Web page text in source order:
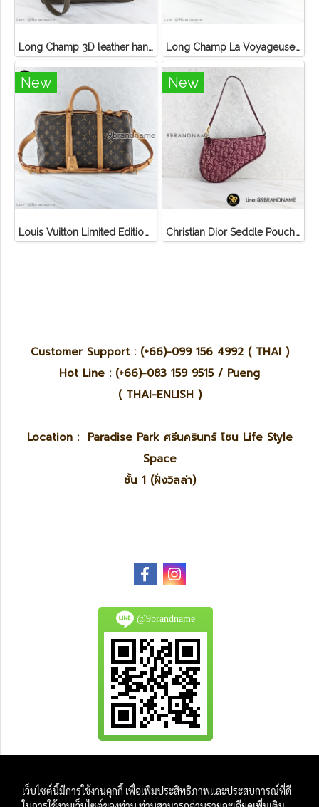
Long Champ 3D leather handbag Long Champ La Voyageuse Bag Leather
New
Louis Vuitton Limited Edition Monogram Canvas Sofia Coppola SC Bag
New
Christian Dior Seddle Pouch Accessory Hand Bag
Customer Support : (+66)-099 156 4992 ( THAI )
Hot Line : (+66)-083 159 9515 / Pueng
( THAI-ENLISH )
Location : Paradise Park ศรีนครินทร์ โซน Life Style
Space
ชั้น 1 (ฝั่งวิลล่า)
@9brandname
And
เว็บไซต์นี้มีการใช้งานคุกกี้ เพื่อเพิ่มประสิทธิภาพและประสบการณ์ที่ดี